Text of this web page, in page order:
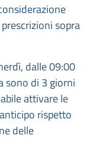
sopra
dalle 09:00
sono di 3 giorni
attivare le
rispetto
delle